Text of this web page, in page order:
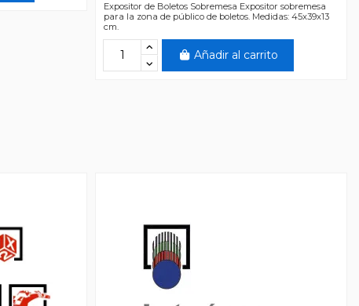
Expositor de Boletos Sobremesa Expositor sobremesa
para la zona de público de boletos. Medidas: 45x39x13
cm.
Añadir al carrito